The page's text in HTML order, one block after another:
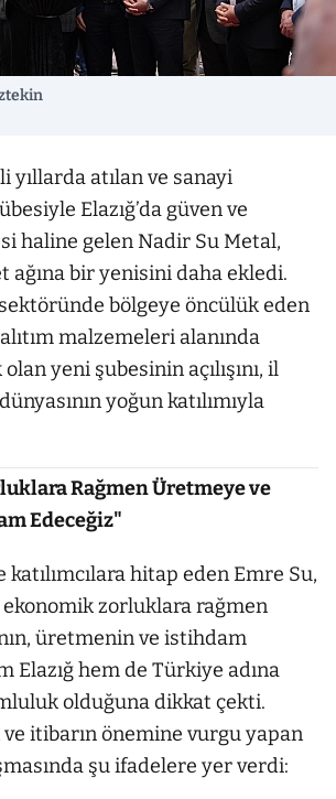
yıllarda atılan ve sanayi
Elazığ’da güven ve
haline gelen Nadir Su Metal,
ağına bir yenisini daha ekledi.
bölgeye öncülük eden
malzemeleri alanında
yeni şubesinin açılışını, il
yoğun katılımıyla
Rağmen Üretmeye ve
Edeceğiz"
katılımcılara hitap eden Emre Su,
zorluklara rağmen
üretmenin ve istihdam
Elazığ hem de Türkiye adına
olduğuna dikkat çekti.
itibarın önemine vurgu yapan
şu ifadelere yer verdi: